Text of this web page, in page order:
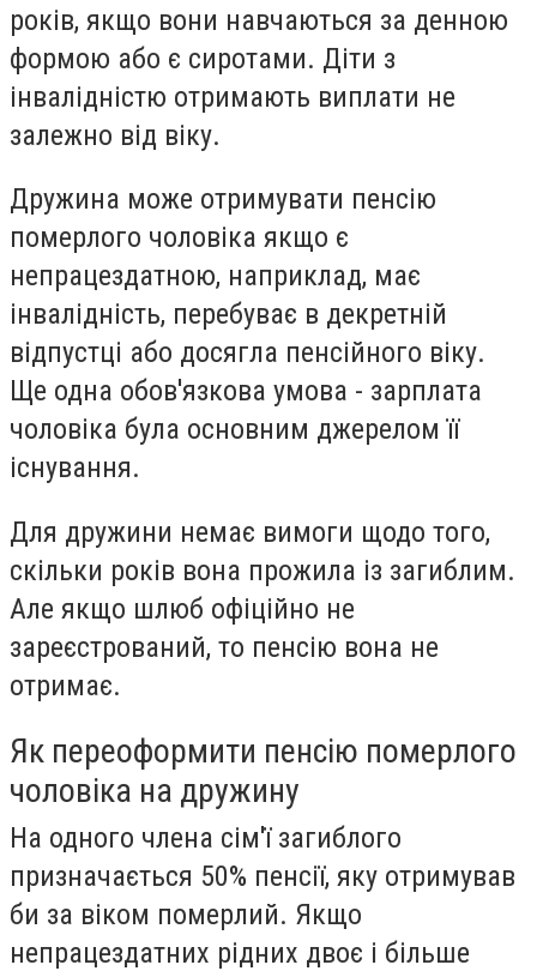
років, якщо вони навчаються за денною
формою або є сиротами. Діти з
інвалідністю отримають виплати не
залежно від віку.
Дружина може отримувати пенсію
померлого чоловіка якщо є
непрацездатною, наприклад, має
інвалідність, перебуває в декретній
відпустці або досягла пенсійного віку.
Ще одна обов'язкова умова - зарплата
чоловіка була основним джерелом її
існування.
Для дружини немає вимоги щодо того,
скільки років вона прожила із загиблим.
Але якщо шлюб офіційно не
зареєстрований, то пенсію вона не
отримає.
Як переоформити пенсію померлого
чоловіка на дружину
На одного члена сім'ї загиблого
призначається 50% пенсії, яку отримував
би за віком померлий. Якщо
непрацездатних рідних двоє і більше